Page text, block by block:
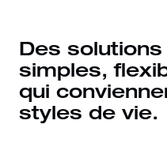
Des
simples,
qui
styles de vie.